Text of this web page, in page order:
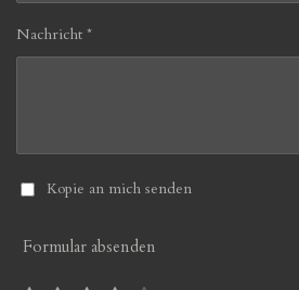
Nachricht *
Kopie an mich senden
Formular absenden